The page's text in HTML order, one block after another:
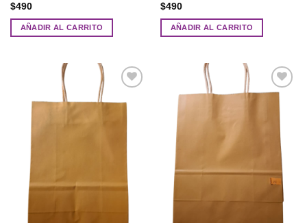
$490
AÑADIR AL CARRITO
$490
AÑADIR AL CARRITO
a la
Añadir
a la
deseos